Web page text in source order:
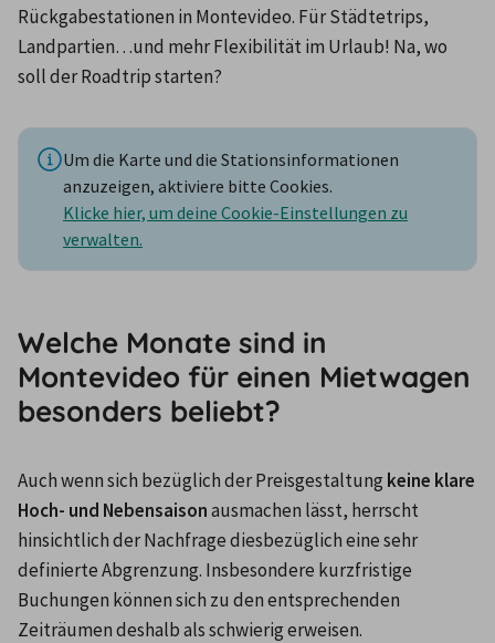
Rückgabestationen in Montevideo. Für Städtetrips,
Landpartien…und mehr Flexibilität im Urlaub! Na, wo
soll der Roadtrip starten?
Um die Karte und die Stationsinformationen
anzuzeigen, aktiviere bitte Cookies.
Klicke hier, um deine Cookie-Einstellungen zu
verwalten.
Welche Monate sind in
Montevideo für einen Mietwagen
besonders beliebt?
Auch wenn sich bezüglich der Preisgestaltung keine klare
Hoch- und Nebensaison ausmachen lässt, herrscht
hinsichtlich der Nachfrage diesbezüglich eine sehr
definierte Abgrenzung. Insbesondere kurzfristige
Buchungen können sich zu den entsprechenden
Zeiträumen deshalb als schwierig erweisen.